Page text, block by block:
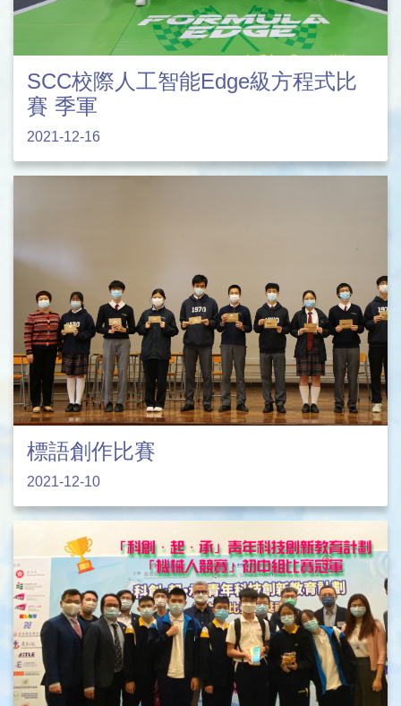
SCC校際人工智能Edge級方程式比
賽 季軍
2021-12-16
標語創作比賽
2021-12-10